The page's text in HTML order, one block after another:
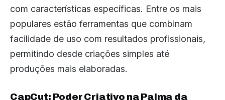
com características específicas. Entre os mais
populares estão ferramentas que combinam
facilidade de uso com resultados profissionais,
permitindo desde criações simples até
produções mais elaboradas.
CapCut: Poder Criativo na Palma da